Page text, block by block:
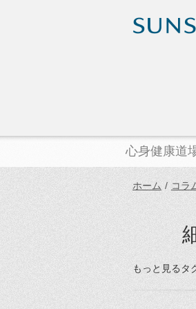
心身健康道
ホーム / コラ
もっと見るタ